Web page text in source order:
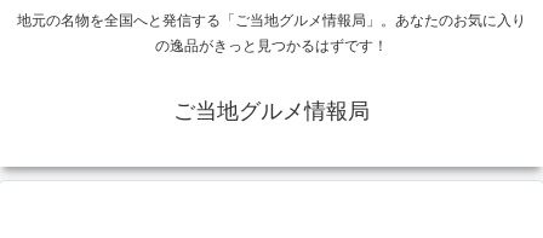
地元の名物を全国へと発信する「ご当地グルメ情報局」。あなたのお気に入り
の逸品がきっと見つかるはずです！
ご当地グルメ情報局